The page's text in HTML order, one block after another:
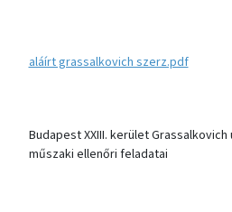
aláírt grassalkovich szerz.pdf
Budapest XXIII. kerület
műszaki ellenőri feladatai